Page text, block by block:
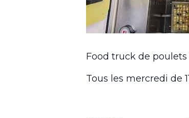
Food truck de
Tous les mercredi de